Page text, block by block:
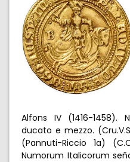
Alfons IV (1416-
ducato e mezzo.
(Pannuti-Riccio 1a)
Numorum Italicorum